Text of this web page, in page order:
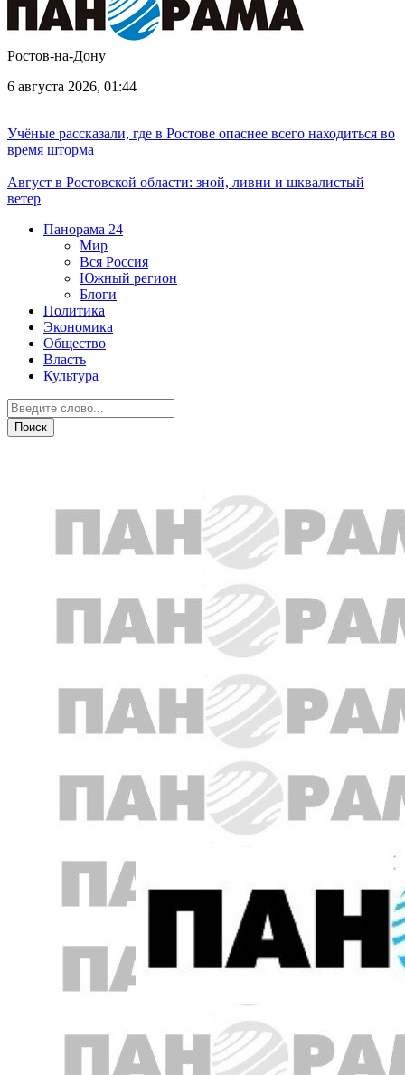
Ростов-на-Дону
6 августа 2026, 01:44
Учёные рассказали, где в Ростове опаснее всего находиться во
время шторма
Август в Ростовской области: зной, ливни и шквалистый
ветер
Панорама 24
Мир
Вся Россия
Южный регион
Блоги
Политика
Экономика
Общество
Власть
Культура